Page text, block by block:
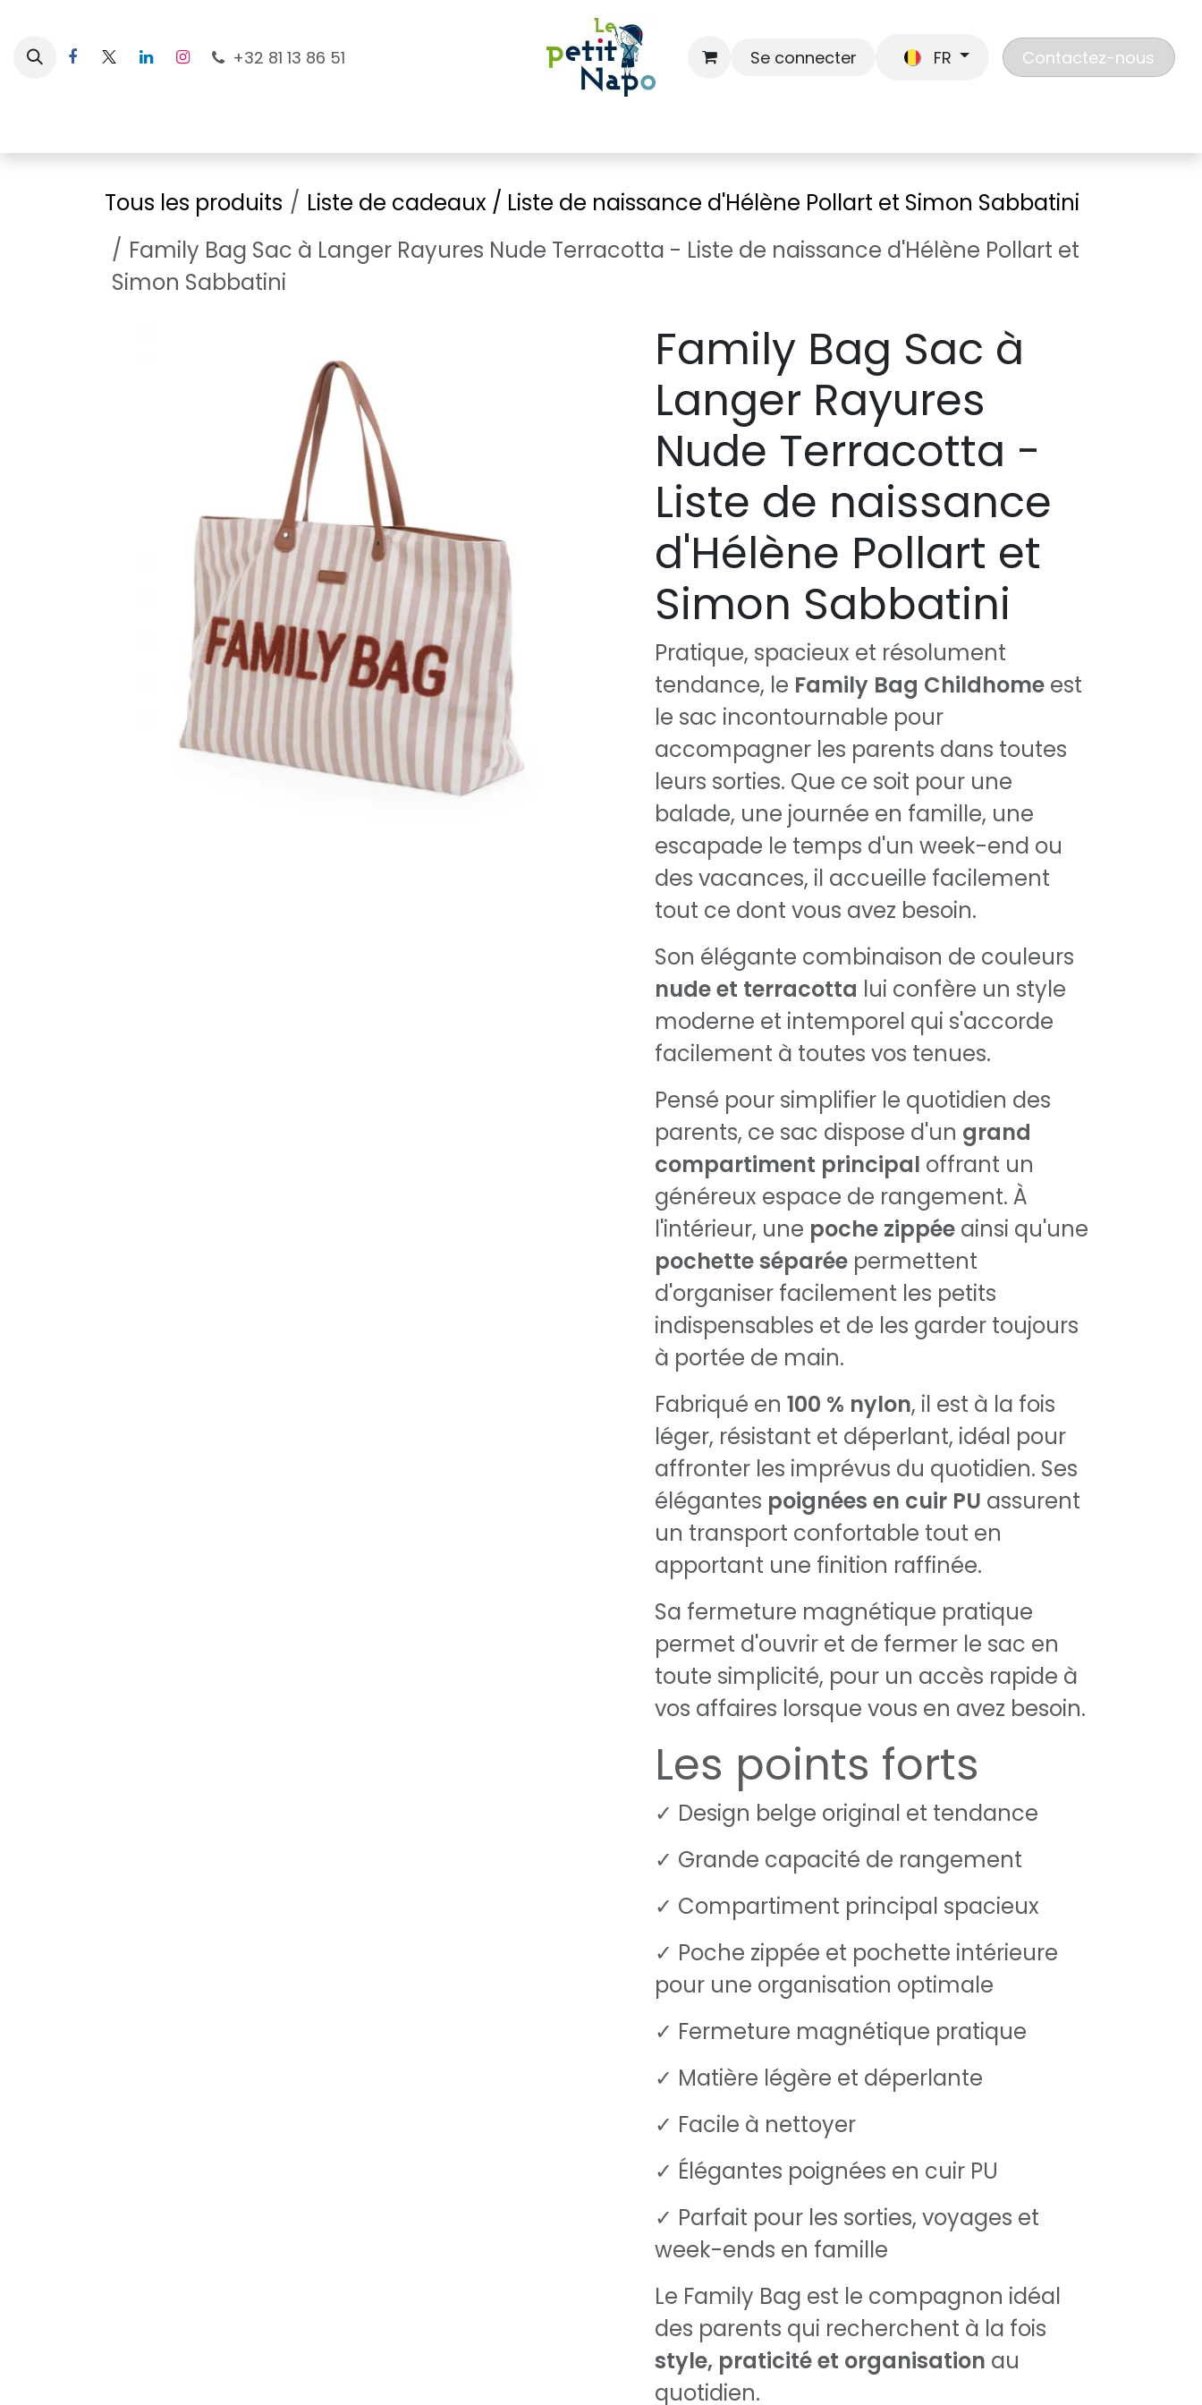
+32 81 13 86 51 Se connecter FR Contactez-nous
Tous les produits
Liste de cadeaux / Liste de naissance d'Hélène Pollart et Simon Sabbatini
Family Bag Sac à Langer Rayures Nude Terracotta - Liste de naissance d'Hélène Pollart et
Simon Sabbatini
Family Bag Sac à
Langer Rayures
Nude Terracotta -
Liste de naissance
d'Hélène Pollart et
Simon Sabbatini
Pratique, spacieux et résolument
tendance, le Family Bag Childhome est
le sac incontournable pour
accompagner les parents dans toutes
leurs sorties. Que ce soit pour une
balade, une journée en famille, une
escapade le temps d'un week-end ou
des vacances, il accueille facilement
tout ce dont vous avez besoin.
Son élégante combinaison de couleurs
nude et terracotta lui confère un style
moderne et intemporel qui s'accorde
facilement à toutes vos tenues.
Pensé pour simplifier le quotidien des
parents, ce sac dispose d'un grand
compartiment principal offrant un
généreux espace de rangement. À
l'intérieur, une poche zippée ainsi qu'une
pochette séparée permettent
d'organiser facilement les petits
indispensables et de les garder toujours
à portée de main.
Fabriqué en 100 % nylon, il est à la fois
léger, résistant et déperlant, idéal pour
affronter les imprévus du quotidien. Ses
élégantes poignées en cuir PU assurent
un transport confortable tout en
apportant une finition raffinée.
Sa fermeture magnétique pratique
permet d'ouvrir et de fermer le sac en
toute simplicité, pour un accès rapide à
vos affaires lorsque vous en avez besoin.
Les points forts
✓ Design belge original et tendance
✓ Grande capacité de rangement
✓ Compartiment principal spacieux
✓ Poche zippée et pochette intérieure
pour une organisation optimale
✓ Fermeture magnétique pratique
✓ Matière légère et déperlante
✓ Facile à nettoyer
✓ Élégantes poignées en cuir PU
✓ Parfait pour les sorties, voyages et
week-ends en famille
Le Family Bag est le compagnon idéal
des parents qui recherchent à la fois
style, praticité et organisation au
quotidien.